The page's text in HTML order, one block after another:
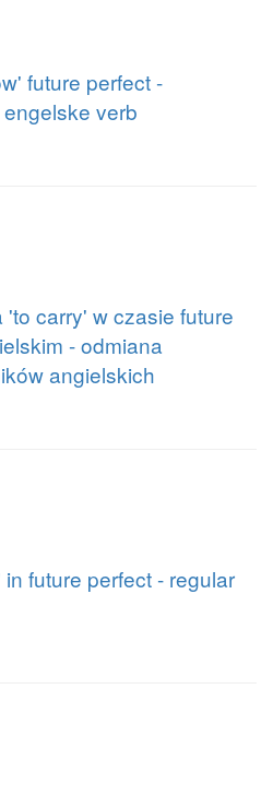
future perfect -
verb
carry' w czasie future
- odmiana
angielskich
future perfect - regular